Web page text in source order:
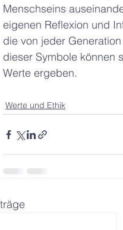
Menschseins
eigenen Reflexion und
die von jeder
dieser Symbole können
Werte ergeben.
Werte und Ethik